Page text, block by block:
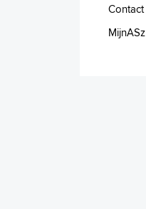
Contact
MijnASz